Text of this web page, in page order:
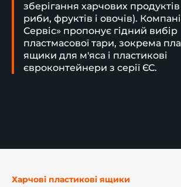
зберігання харчових
риби, фруктів і овочів).
Сервіс» пропонує гідний вибір
пластмасової тари, зокрема
ящики для м'яса і пластикові
євроконтейнери з серії ЄС.
Харчові пластикові ящики